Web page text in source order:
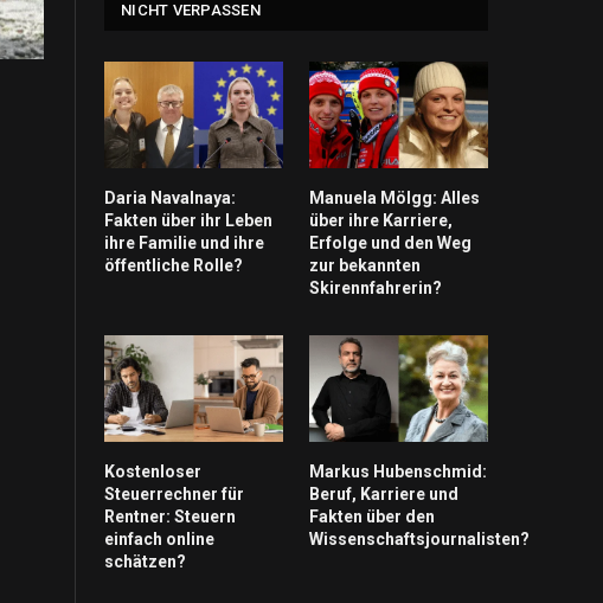
NICHT VERPASSEN
Daria Navalnaya:
Fakten über ihr Leben
ihre Familie und ihre
öffentliche Rolle?
Manuela Mölgg: Alles
über ihre Karriere,
Erfolge und den Weg
zur bekannten
Skirennfahrerin?
Kostenloser
Steuerrechner für
Rentner: Steuern
einfach online
schätzen?
Markus Hubenschmid:
Beruf, Karriere und
Fakten über den
Wissenschaftsjournalisten?